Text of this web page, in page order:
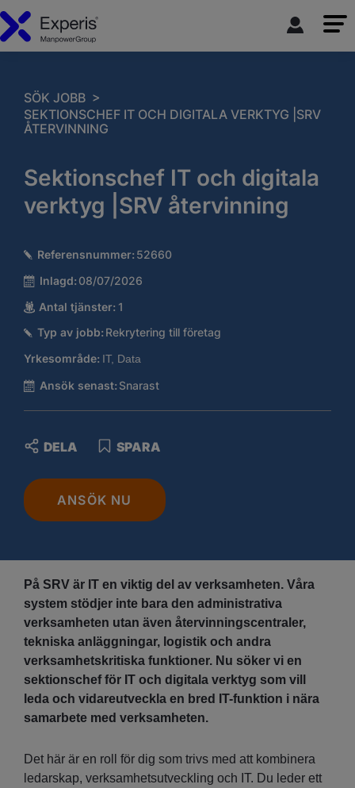
SÖK JOBB >
SEKTIONSCHEF IT OCH DIGITALA VERKTYG |SRV
ÅTERVINNING
Sektionschef IT och digitala
verktyg |SRV återvinning
Referensnummer: 52660
Inlagd: 08/07/2026
Antal tjänster: 1
Typ av jobb: Rekrytering till företag
Yrkesområde: IT, Data
Ansök senast: Snarast
ANSÖK NU
SPARA
DELA
På SRV är IT en viktig del av verksamheten. Våra
system stödjer inte bara den administrativa
verksamheten utan även återvinningscentraler,
tekniska anläggningar, logistik och andra
verksamhetskritiska funktioner. Nu söker vi en
sektionschef för IT och digitala verktyg som vill
leda och vidareutveckla en bred IT-funktion i nära
samarbete med verksamheten.
Det här är en roll för dig som trivs med att kombinera
ledarskap, verksamhetsutveckling och IT. Du leder ett